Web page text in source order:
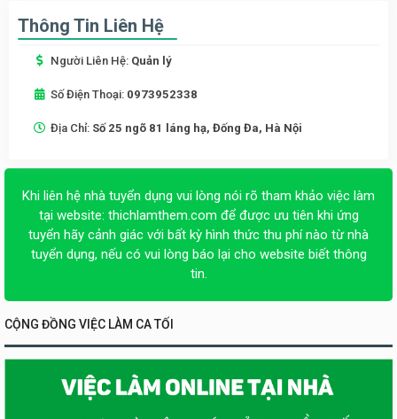
Thông Tin Liên Hệ
Người Liên Hệ: Quản lý
Số Điện Thoại: 0973952338
Địa Chỉ: Số 25 ngõ 81 láng hạ, Đống Đa, Hà Nội
Khi liên hệ nhà tuyển dụng vui lòng nói rõ tham khảo việc làm
tại website: thichlamthem.com để được ưu tiên khi ứng
tuyển hãy cảnh giác với bất kỳ hình thức thu phí nào từ nhà
tuyển dụng, nếu có vui lòng báo lại cho website biết thông
tin.
CỘNG ĐỒNG VIỆC LÀM CA TỐI